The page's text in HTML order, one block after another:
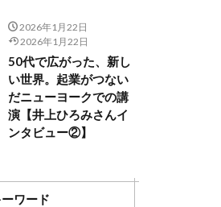
2026年1月22日
2026年1月22日
50代で広がった、新し
い世界。起業がつない
だニューヨークでの講
演【井上ひろみさんイ
ンタビュー②】
ワード